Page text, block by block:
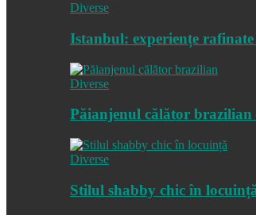
Diverse
Istanbul: experiențe
Diverse
Păianjenul călător
Diverse
Stilul shabby chic în